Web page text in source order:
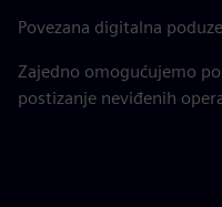
Povezana digitalna
Zajedno omogućujemo
postizanje neviđenih